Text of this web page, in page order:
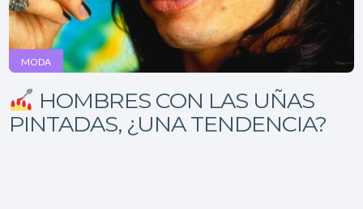
MODA
HOMBRES CON LAS UÑAS
PINTADAS, ¿UNA TENDENCIA?